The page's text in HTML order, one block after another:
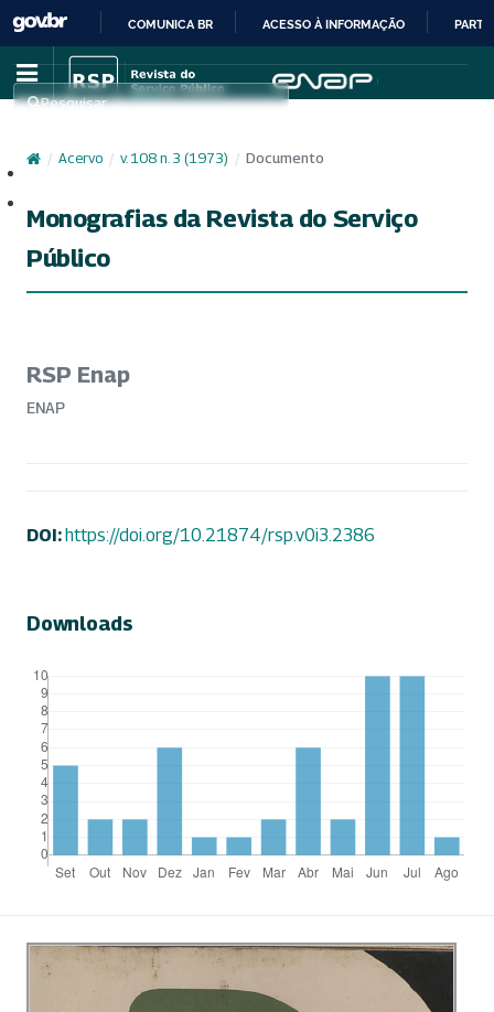
IR
PARA
CONTEÚDO
COMUNICA BR ACESSO À INFORMAÇÃO
Pesquisar
/ Acervo / v. 108 n. 3 (1973) / Documento
Monografias da Revista do Serviço
Público
RSP Enap
ENAP
DOI:https://doi.org/10.21874/rsp.v0i3.2386
Downloads